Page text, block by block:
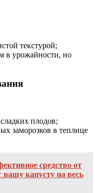
текстурой;
в урожайности, но
плодов;
заморозков в теплице
средство от
вашу капусту на весь